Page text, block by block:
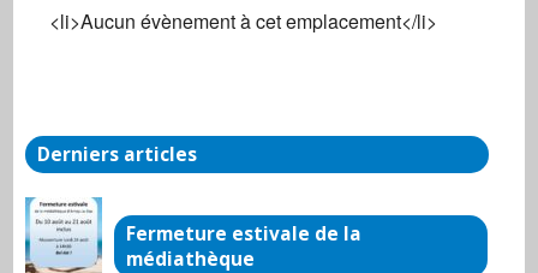
3 rue de la gare - Arnay-le-Duc
<li>Aucun évènement à cet emplacement</li>
Derniers articles
Fermeture estivale de la
médiathèque